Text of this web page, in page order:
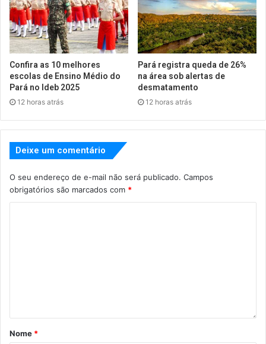
Confira as 10 melhores
escolas de Ensino Médio do
Pará no Ideb 2025
12 horas atrás
Pará registra queda de 26%
na área sob alertas de
desmatamento
12 horas atrás
Deixe um comentário
O seu endereço de e-mail não será publicado. Campos
obrigatórios são marcados com *
Nome *